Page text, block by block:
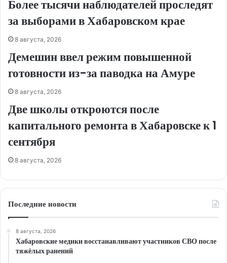
Более тысячи наблюдателей проследят
за выборами в Хабаровском крае
8 августа, 2026
Демешин ввел режим повышенной
готовности из-за паводка на Амуре
8 августа, 2026
Две школы откроются после
капитального ремонта в Хабаровске к 1
сентября
8 августа, 2026
Последние новости
8 августа, 2026
Хабаровские медики восстанавливают участников СВО после
тяжёлых ранений